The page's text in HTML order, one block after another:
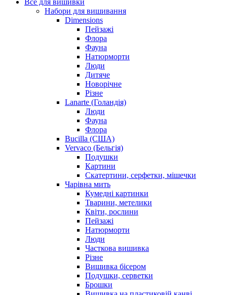
Набори для вишивання
Dimensions
Пейзажі
Флора
Фауна
Натюрморти
Люди
Дитяче
Новорічне
Різне
Lanarte (Голандія)
Люди
Фауна
Флора
Bucilla (США)
Vervaco (Бельгія)
Подушки
Картини
Скатертини, серфетки, мішечки
Чарiвна мить
Кумедні картинки
Тварини, метелики
Квіти, рослини
Пейзажі
Натюрморти
Люди
Часткова вишивка
Різне
Вишивка бісером
Подушки, серветки
Брошки